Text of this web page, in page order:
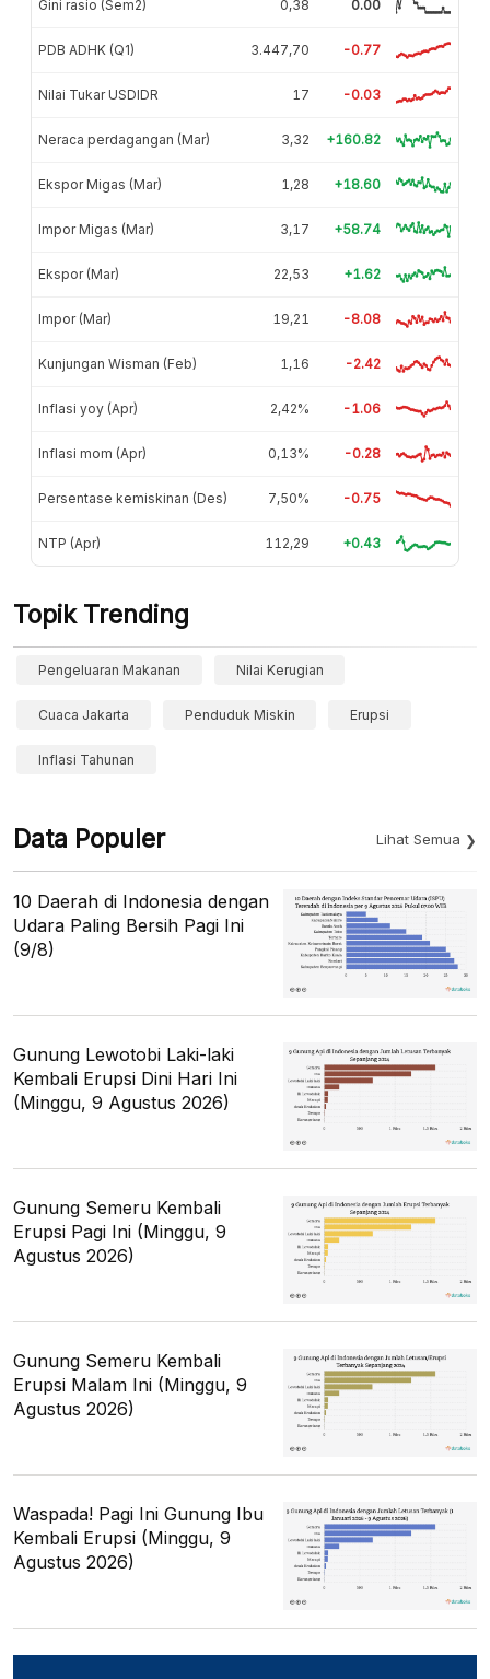
Gini rasio (Sem2) 0,38 0.00
PDB ADHK (Q1) 3.447,70 -0.77
Nilai Tukar USDIDR 17 -0.03
Neraca perdagangan (Mar) 3,32 +160.82
Ekspor Migas (Mar) 1,28 +18.60
Impor Migas (Mar) 3,17 +58.74
Ekspor (Mar) 22,53 +1.62
Impor (Mar) 19,21 -8.08
Kunjungan Wisman (Feb) 1,16 -2.42
Inflasi yoy (Apr) 2,42% -1.06
Inflasi mom (Apr) 0,13% -0.28
Persentase kemiskinan (Des) 7,50% -0.75
NTP (Apr) 112,29 +0.43
Topik Trending
Pengeluaran Makanan Nilai Kerugian
Cuaca Jakarta Penduduk Miskin Erupsi
Inflasi Tahunan
Data Populer Lihat Semua
10 Daerah di Indonesia dengan
Udara Paling Bersih Pagi Ini
(9/8)
Gunung Lewotobi Laki-laki
Kembali Erupsi Dini Hari Ini
(Minggu, 9 Agustus 2026)
Gunung Semeru Kembali
Erupsi Pagi Ini (Minggu, 9
Agustus 2026)
Gunung Semeru Kembali
Erupsi Malam Ini (Minggu, 9
Agustus 2026)
Waspada! Pagi Ini Gunung Ibu
Kembali Erupsi (Minggu, 9
Agustus 2026)